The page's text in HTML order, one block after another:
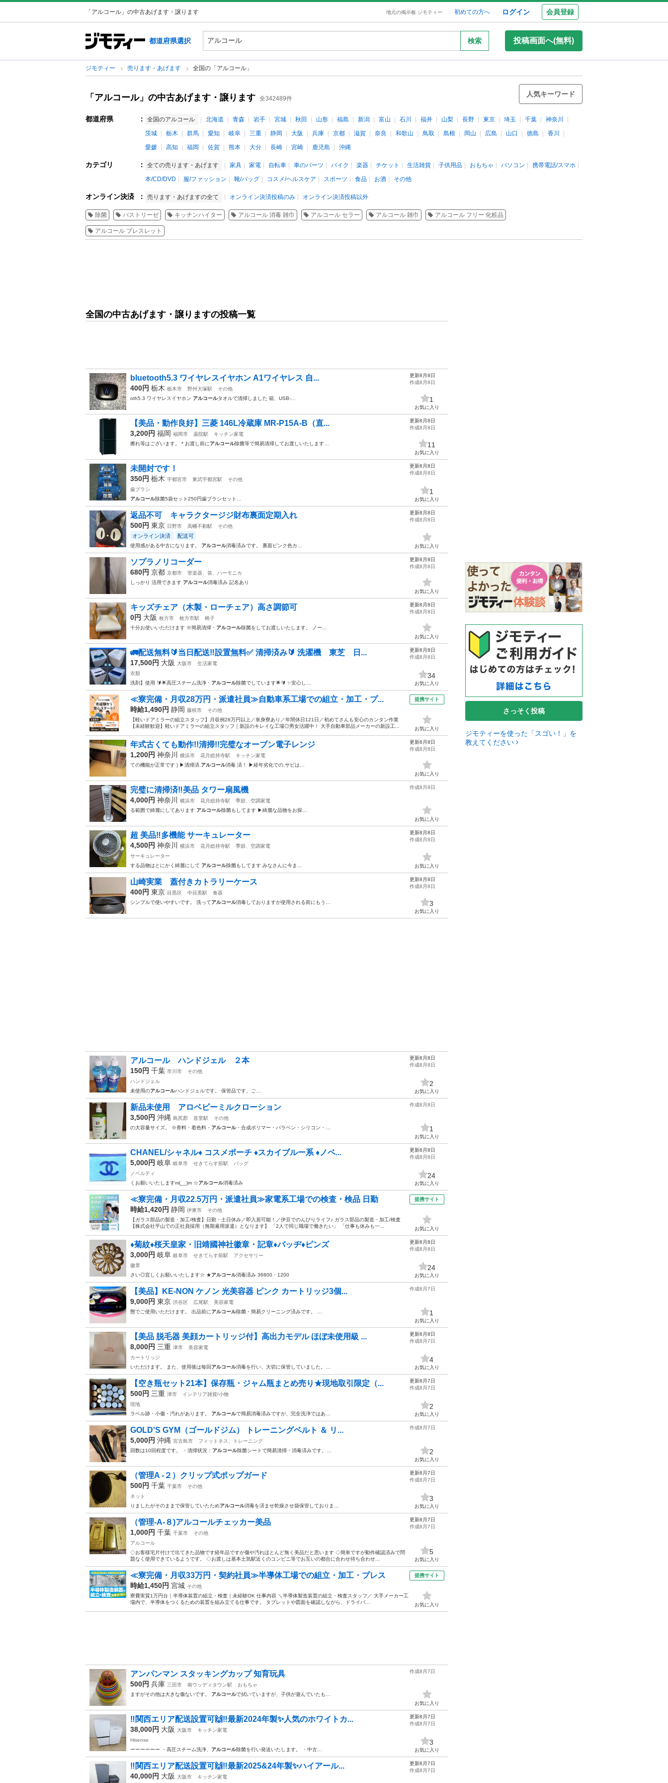
「アルコール」の中古あげます・譲ります 地元の掲示板 ジモティー 初めての方へ ログイン 会員登録
都道府県選択 検索 投稿画面へ(無料)
ジモティー 売ります・あげます 全国の「アルコール」
「アルコール」の中古あげます・譲ります 全342489件
人気キーワード
都道府県 ： 全国のアルコール 北海道 青森 岩手 宮城 秋田 山形 福島 新潟 富山 石川 福井 山梨 長野 東京 埼玉 千葉
神奈川
茨城
栃木 群馬 愛知 岐阜 三重 静岡 大阪 兵庫 京都 滋賀 奈良 和歌山 鳥取 島根 岡山 広島 山口 徳島
香川
愛媛
高知 福岡 佐賀 熊本 大分 長崎 宮崎 鹿児島 沖縄
カテゴリ ： 全ての売ります・あげます 家具 家電 自転車 車のパーツ バイク 楽器 チケット 生活雑貨 子供用品 おもちゃ パソコン
携帯電話/スマホ
本/CD/DVD
服/ファッション 靴/バッグ コスメ/ヘルスケア スポーツ 食品 お酒 その他
オンライン決済 ： 売ります・あげますの全て オンライン決済投稿のみ オンライン決済投稿以外
除菌 パストリーゼ キッチンハイター アルコール 消毒 雑巾 アルコール セラー アルコール 雑巾 アルコール フリー 化粧品
アルコール ブレスレット
全国の中古あげます・譲りますの投稿一覧
bluetooth5.3 ワイヤレスイヤホン A1ワイヤレス 自...
400円 栃木 栃木市 野州大塚駅
その他
oth5.3 ワイヤレスイヤホン アルコールタオルで清掃しました 箱、USB-…
更新8月8日
作成8月8日
1
お気に入り
⁠【美品・動作良好】三菱 146L冷蔵庫 MR-P15A-B（直...
3,200円 福岡 福岡市 薬院駅
キッチン家電
擦れ等はございます。 * お渡し前にアルコール除菌等で簡易清掃してお渡しいたします…
更新8月8日
作成8月8日
11
お気に入り
未開封です！
350円 栃木 宇都宮市 東武宇都宮駅
その他
歯ブラシ
アルコール除菌5袋セット250円歯ブラシセット…
更新8月8日
作成8月8日
1
お気に入り
返品不可 キャラクタージジ財布裏面定期入れ
500円 東京 日野市 高幡不動駅 その他
オンライン決済 配送可
使用感がある中古になります。 アルコール消毒済みです。 裏面ピンク色カ…
更新8月8日
作成8月8日
お気に入り
ソプラノリコーダー
680円 京都 京都市
管楽器、笛、ハーモニカ
しっかり 活用できます アルコール消毒済み 記名あり
更新8月8日
作成8月8日
お気に入り
キッズチェア（木製・ローチェア）高さ調節可
0円 大阪 枚方市 枚方市駅
椅子
十分お使いいただけます ※簡易清掃・ アルコール除菌をしてお渡しいたします。 ノー…
更新8月8日
作成8月8日
お気に入り
🚛配送無料🔰当日配送‼️設置無料✅ 清掃済み🔰 洗濯機 東芝 日...
17,500円 大阪 大阪市
生活家電
衣類
洗剤】使用 🔰🌟高圧スチーム洗浄・ アルコール除菌でしています🌟🔰 ✨安心し…
更新8月8日
作成8月8日
34
お気に入り
≪寮完備・月収28万円・派遣社員≫自動車系工場での組立・加工・プ...
時給1,490円 静岡 藤枝市
その他
【軽いドアミラーの組立スタッフ】月収例28万円以上／単身寮あり／年間休日121日／初めてさんも安心のカンタン作業
【未経験歓迎】軽いドアミラーの組立スタッフ｜新設のキレイな工場◎男女活躍中！ 大手自動車部品メーカーの新設工...
提携サイト
お気に入り
年式古くても動作!!清掃!!完璧なオーブン電子レンジ
1,200円 神奈川 横浜市 花月総持寺駅
キッチン家電
ての機能が正常です ) ▶清掃済. アルコール消毒 済！ ▶経年劣化での.サビは…
更新8月8日
作成8月8日
お気に入り
完璧に清掃済‼️美品 タワー扇風機
4,000円 神奈川 横浜市 花月総持寺駅
季節、空調家電
る範囲で綺麗にしてあります アルコール除菌もしてます ▶綺麗な品物をお探…
作成8月8日
お気に入り
超 美品‼️多機能 サーキュレーター
4,500円 神奈川 横浜市 花月総持寺駅
季節、空調家電
サーキュレーター
する品物はとにかく綺麗にして アルコール除菌もしてます みなさんに今ま…
更新8月8日
作成8月8日
お気に入り
山崎実業 蓋付きカトラリーケース
400円 東京 目黒区 中目黒駅
食器
シンプルで使いやすいです。 洗ってアルコール消毒しておりますが使用される前にもう…
更新8月8日
作成8月8日
3
お気に入り
アルコール ハンドジェル ２本
150円 千葉 市川市
その他
ハンドジェル
未使用のアルコールハンドジェルです。 保管品です。ご…
更新8月8日
作成8月8日
2
お気に入り
新品未使用 アロベビーミルクローション
3,500円 沖縄 島尻郡 首里駅
その他
の大容量サイズ。 ※香料・着色料・ アルコール・合成ポリマー・パラベン・シリコン・…
作成8月8日
1
お気に入り
CHANEL/シャネル♦ コスメポーチ ♦スカイブルー系 ♦ノベ...
5,000円 岐阜 岐阜市 せきてらす前駅
バッグ
ノベルティ
くお願いいたしますm(__)m ☆アルコール消毒済み
更新8月8日
作成8月8日
24
お気に入り
≪寮完備・月収22.5万円・派遣社員≫家電系工場での検査・検品 日勤
時給1,420円 静岡 伊東市
その他
【ガラス部品の製造・加工/検査】日勤・土日休み／即入居可能！／伊豆でのんびりライフ♪ ガラス部品の製造・加工/検査
【株式会社平山での正社員採用（無期雇用派遣）となります】 「2人で同じ職場で働きたい」 「仕事も休みも一...
提携サイト
お気に入り
♦菊紋♦桜天皇家・旧靖國神社徽章・記章♦バッヂ♦ピンズ
3,000円 岐阜 岐阜市 せきてらす前駅
アクセサリー
徽章
さい◎宜しくお願いいたします☆ ★アルコール消毒済み 36800・1200
更新8月8日
作成8月8日
24
お気に入り
【美品】KE-NON ケノン 光美容器 ピンク カートリッジ3個...
9,000円 東京 渋谷区 広尾駅
美容家電
態でご使用いただけます。 出品前にアルコール除菌・簡易クリーニング済みです。 …
作成8月7日
1
お気に入り
【美品 脱毛器 美顔カートリッジ付】高出力モデル ほぼ未使用級 ...
8,000円 三重 津市
美容家電
カートリッジ
いただけます。 また、使用後は毎回アルコール消毒を行い、大切に保管していました。…
更新8月8日
作成8月7日
4
お気に入り
【空き瓶セット21本】保存瓶・ジャム瓶まとめ売り★現地取引限定（...
500円 三重 津市
インテリア雑貨/小物
現地
ラベル跡・小傷・汚れがあります。 アルコールで簡易消毒済みですが、完全洗浄ではあ…
更新8月7日
作成8月7日
2
お気に入り
GOLD'S GYM（ゴールドジム） トレーニングベルト ＆ リ...
5,000円 沖縄 宮古島市
フィットネス、トレーニング
回数は10回程度です。 ・清掃状況： アルコール除菌シートで簡易清掃・消毒済みです。…
作成8月7日
2
お気に入り
（管理A -２）クリップ式ポップガード
500円 千葉 千葉市
その他
ネット
りましたがそのままで保管していたためアルコール消毒を済ませ乾燥させ袋保管しておりま…
更新8月7日
作成8月7日
3
お気に入り
（管理-A-８)アルコールチェッカー美品
1,000円 千葉 千葉市
その他
アルコール
◇お客様宅片付けで出てきた品物です経年品ですが傷や汚れほとんど無く美品だと思います ◇簡単ですが動作確認済みで問
題なく使用できているようです。 ◇お渡しは基本土気駅近くのコンビニ等でお互いの都合に合わせ待ち合わせ...
更新8月7日
作成8月7日
5
お気に入り
≪寮完備・月収33万円・契約社員≫半導体工場での組立・加工・プレス
時給1,450円 宮城 その他
寮費実質1万円台｜半導体装置の組立・検査｜未経験OK 仕事内容 ＼半導体製造装置の組立・検査スタッフ／ 大手メーカー工
場内で、半導体をつくるための装置を組み立てる仕事です。 タブレットや図面を確認しながら、ドライバ...
提携サイト
お気に入り
アンパンマン スタッキングカップ 知育玩具
500円 兵庫 三田市 南ウッディタウン駅
おもちゃ
ますがその他は大きな傷ないです。 アルコールで拭いていますが、子供が遊んでいたも…
作成8月7日
お気に入り
‼️関西エリア配送設置可🙌‼️最新2024年製✨人気のホワイトカ...
38,000円 大阪 大阪市
キッチン家電
Hisense
ーーーーーー ・高圧スチーム洗浄、 アルコール除菌を行い発送いたします。 ・中古…
更新8月7日
作成8月7日
3
お気に入り
‼️関西エリア配送設置可🙌‼️最新2025&24年製✨ハイアール...
40,000円 大阪 大阪市 キッチン家電
更新8月7日
作成8月7日
さっそく投稿
ジモティーを使った「スゴい！」を
教えてください